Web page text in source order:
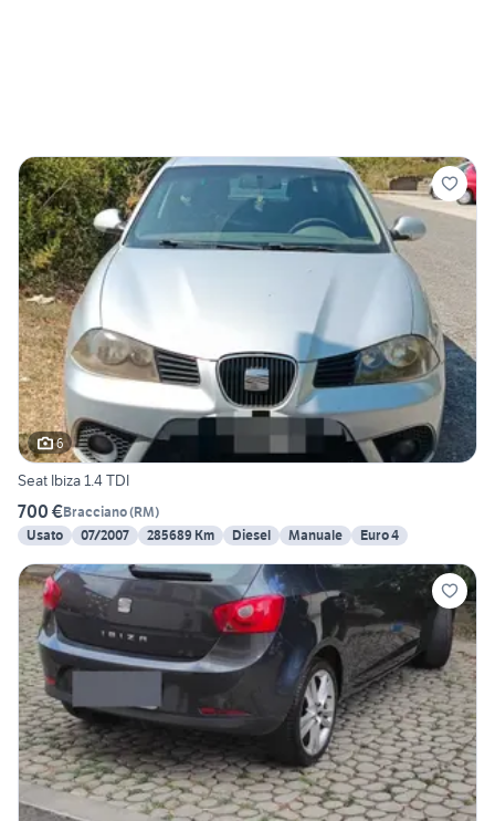
6
Seat Ibiza 1.4 TDI
700 €Bracciano(RM)
Usato
07/2007 285689 Km Diesel Manuale Euro 4